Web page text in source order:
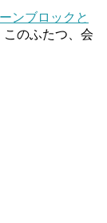
ンブロックと
このふたつ、会